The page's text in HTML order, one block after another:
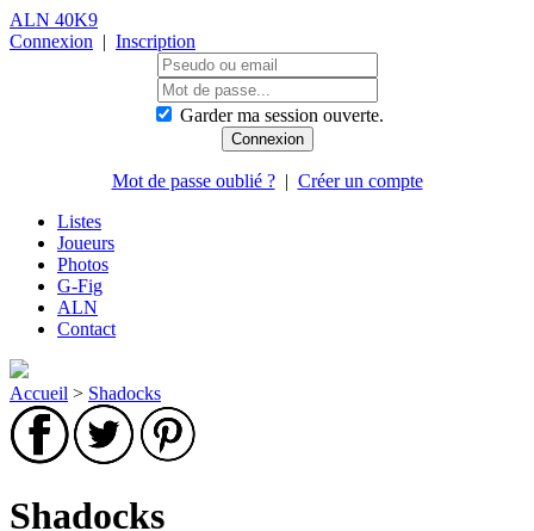
ALN 40K9
Connexion | Inscription
Garder ma session ouverte.
Mot de passe oublié ?| Créer un compte
Listes
Joueurs
Photos
G-Fig
ALN
Contact
Accueil > Shadocks
Shadocks